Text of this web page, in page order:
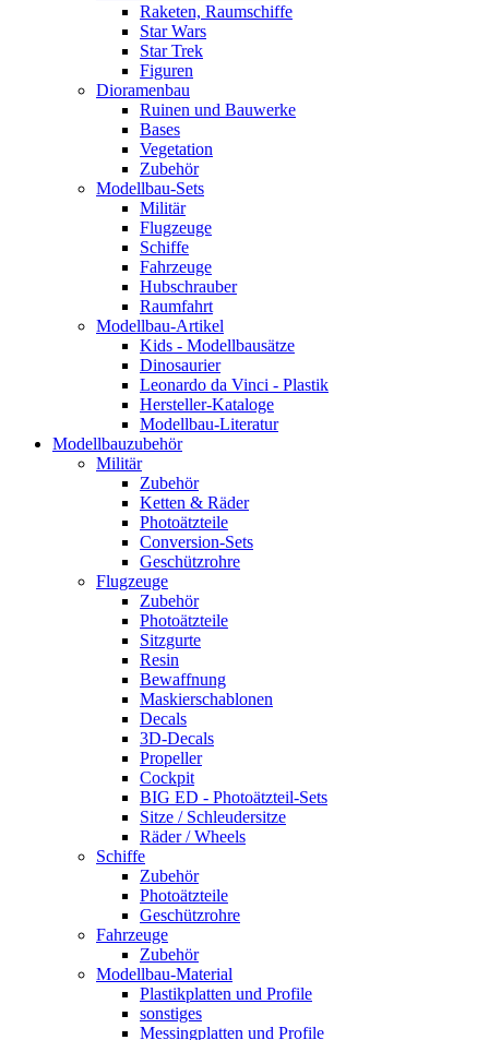
Raketen, Raumschiffe
Star Wars
Star Trek
Figuren
Dioramenbau
Ruinen und Bauwerke
Bases
Vegetation
Zubehör
Modellbau-Sets
Militär
Flugzeuge
Schiffe
Fahrzeuge
Hubschrauber
Raumfahrt
Modellbau-Artikel
Kids - Modellbausätze
Dinosaurier
Leonardo da Vinci - Plastik
Hersteller-Kataloge
Modellbau-Literatur
Modellbauzubehör
Militär
Zubehör
Ketten & Räder
Photoätzteile
Conversion-Sets
Geschützrohre
Flugzeuge
Zubehör
Photoätzteile
Sitzgurte
Resin
Bewaffnung
Maskierschablonen
Decals
3D-Decals
Propeller
Cockpit
BIG ED - Photoätzteil-Sets
Sitze / Schleudersitze
Räder / Wheels
Schiffe
Zubehör
Photoätzteile
Geschützrohre
Fahrzeuge
Zubehör
Modellbau-Material
Plastikplatten und Profile
sonstiges
Messingplatten und Profile